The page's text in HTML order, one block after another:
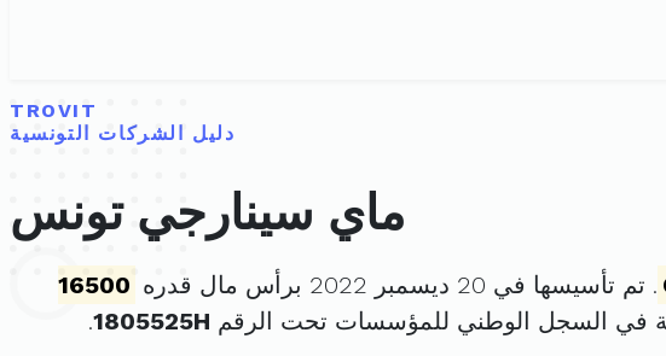
TROVIT
دليل الشركات التونسية
ماي سينارجي تونس
. تم تأسيسها في 20 ديسمبر 2022 برأس مال قدره
16500
في السجل الوطني للمؤسسات تحت الرقم 1805525H
.